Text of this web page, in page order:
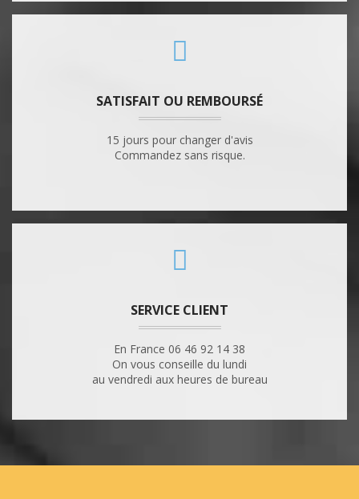
SATISFAIT OU REMBOURSÉ
15 jours pour changer d'avis
Commandez sans risque.
SERVICE CLIENT
En France 06 46 92 14 38
On vous conseille du lundi
au vendredi aux heures de bureau